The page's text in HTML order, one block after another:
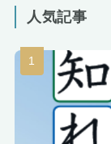
人気記事